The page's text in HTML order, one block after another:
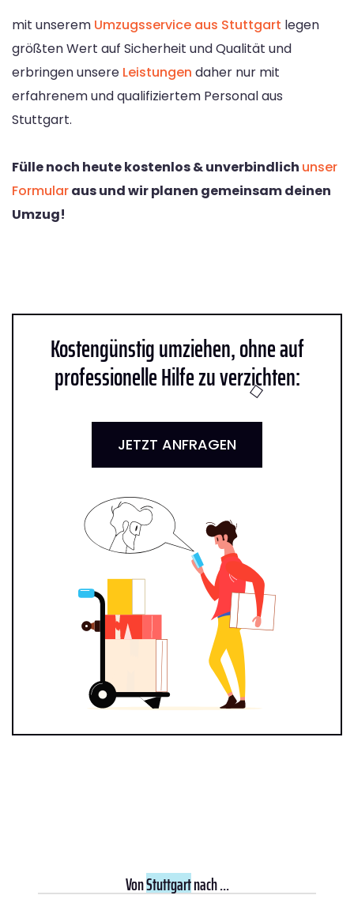
mit unserem Umzugsservice aus Stuttgart legen
größten Wert auf Sicherheit und Qualität und
erbringen unsere Leistungen daher nur mit
erfahrenem und qualifiziertem Personal aus
Stuttgart.
Fülle noch heute kostenlos & unverbindlich unser
Formularaus und wir planen gemeinsam deinen
Umzug!
Kostengünstig umziehen, ohne auf
professionelle Hilfe zu verzichten:
JETZT ANFRAGEN
VonStuttgartnach ...